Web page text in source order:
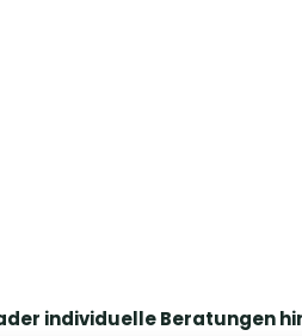
individuelle Beratungen